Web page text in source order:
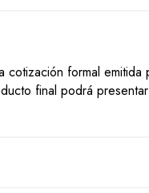
formal
final podrá